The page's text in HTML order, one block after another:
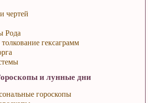
чертей
Рода
гексаграмм
и лунные дни
гороскопы